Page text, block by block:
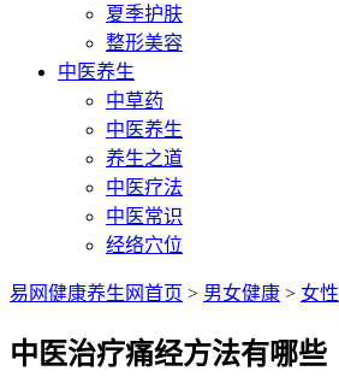
夏季护肤
整形美容
中医养生
中草药
中医养生
养生之道
中医疗法
中医常识
经络穴位
易网健康养生网首页 > 男女健康 > 女性
中医治疗痛经方法有哪些